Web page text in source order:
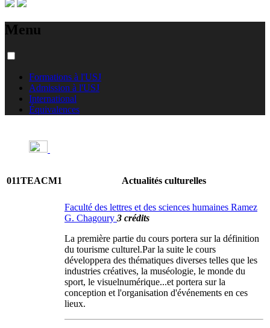
Menu
Formations à l'USJ
Admission à l'USJ
International
Équivalences
011TEACM1 Actualités culturelles
Faculté des lettres et des sciences humaines Ramez
G. Chagoury 3 crédits
La première partie du cours portera sur la définition
du tourisme culturel.Par la suite le cours
développera des thématiques diverses telles que les
industries créatives, la muséologie, le monde du
sport, le visuelnumérique...et portera sur la
conception et l'organisation d'événements en ces
lieux.